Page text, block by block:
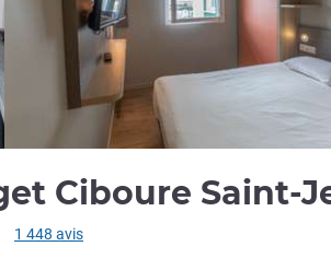
Ciboure Saint-
ALL)
1 448 avis